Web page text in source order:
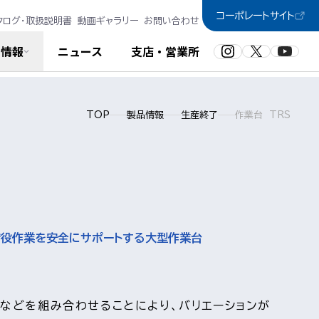
ログ・取扱説明書 動画ギャラリー お問い合わせ
コーポレートサイト
報 ニュース 支店・営業所
TOP 製品情報 生産終了 作業台 TRS
役作業を安全にサポートする大型作業台
を組み合わせることにより、バリエーションが